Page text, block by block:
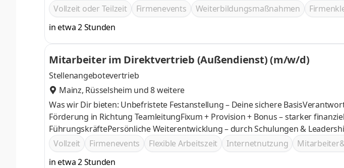
Lächeln ins Gesicht
Vollzeit oder Teilzeit Firmenevents Weiterbildungsmaßnahmen
in etwa 2 Stunden
Mitarbeiter im Direktvertrieb (Außendienst) (m/w/d)
Stellenangebotevertrieb
Mainz, Rüsselsheim und 8 weitere
Was wir Dir bieten: Unbefristete Festanstellung – Deine sichere
Förderung in Richtung TeamleitungFixum + Provision + Bonus – starker
FührungskräftePersönliche Weiterentwicklung – durch Schulungen &
Plan – Du führst, wir geben Dir die Tools
Vollzeit Firmenevents Flexible Arbeitszeit Internetnutzung
in etwa 2 Stunden